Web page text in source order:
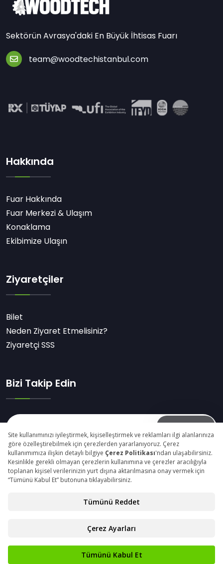
Sektörün Avrasya'daki En Büyük İhtisas Fuarı
team@woodtechistanbul.com
Hakkında
Fuar Hakkında
Fuar Merkezi & Ulaşım
Konaklama
Ekibimize Ulaşın
Ziyaretçiler
Bilet
Neden Ziyaret Etmelisiniz?
Ziyaretçi SSS
Bizi Takip Edin
Kişisel Verilerin Korunması